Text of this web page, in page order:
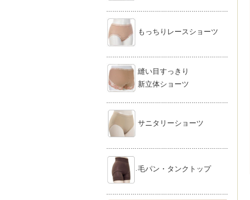
もっちりレースショーツ
縫い目すっきり
新立体ショーツ
サニタリーショーツ
毛パン・タンクトップ